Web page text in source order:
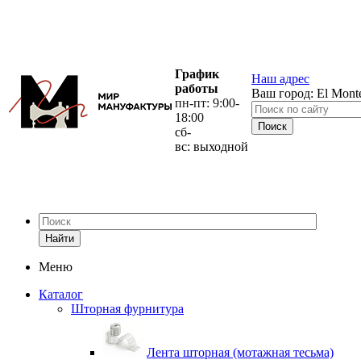
График
работы
пн-пт: 9:00-
18:00
сб-
вс: выходной
Наш адрес
Ваш город: El
Найти
Меню
Каталог
Шторная фурнитура
Лента шторная (мотажная тесьма)